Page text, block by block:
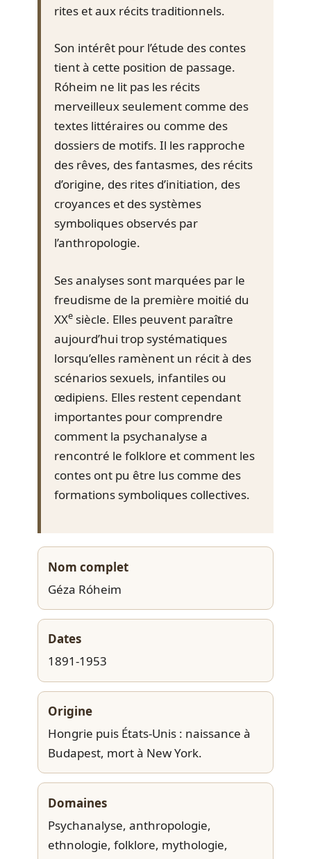
rites et aux récits traditionnels.
Son intérêt pour l’étude des contes
tient à cette position de passage.
Róheim ne lit pas les récits
merveilleux seulement comme des
textes littéraires ou comme des
dossiers de motifs. Il les rapproche
des rêves, des fantasmes, des récits
d’origine, des rites d’initiation, des
croyances et des systèmes
symboliques observés par
l’anthropologie.
Ses analyses sont marquées par le
freudisme de la première moitié du
XXe siècle. Elles peuvent paraître
aujourd’hui trop systématiques
lorsqu’elles ramènent un récit à des
scénarios sexuels, infantiles ou
œdipiens. Elles restent cependant
importantes pour comprendre
comment la psychanalyse a
rencontré le folklore et comment les
contes ont pu être lus comme des
formations symboliques collectives.
Nom complet
Géza Róheim
Dates
1891-1953
Origine
Hongrie puis États-Unis : naissance à
Budapest, mort à New York.
Domaines
Psychanalyse, anthropologie,
ethnologie, folklore, mythologie,